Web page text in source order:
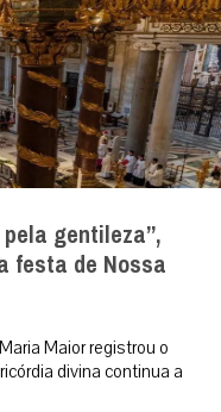
gentileza”,
festa de Nossa
Maior registrou o
divina continua a